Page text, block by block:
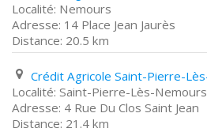
Nemours
14 Place Jean Jaurès
20.5 km
Saint-Pierre-Lès-Nemours
4 Rue Du Clos Saint Jean
21.4 km